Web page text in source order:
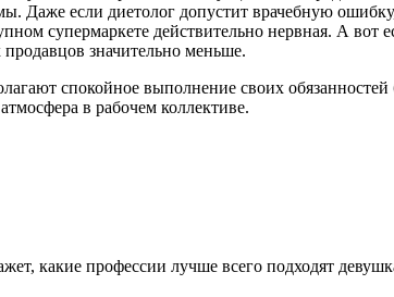
Даже если диетолог допустит врачебную
супермаркете действительно нервная. А
значительно меньше.
спокойное выполнение своих
в рабочем коллективе.
какие профессии лучше всего подходят